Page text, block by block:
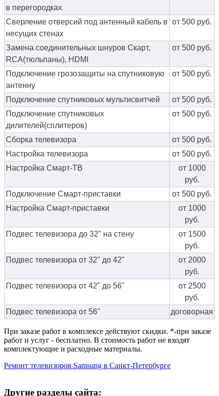
в перегородках
Сверление отверсий под антенный кабель в
несущих стенах
от 500 руб.
Замена соединительных шнуров Скарт,
RCA(тюльпаны), HDMI
от 500 руб.
Подключение грозозащиты на спутниковую
антенну
от 500 руб.
Подключение спутниковых мультисвитчей
от 500 руб.
Подключение спутниковых
дилителей(сплитеров)
от 500 руб.
Сборка телевизора
от 500 руб.
Настройка телевизора
от 500 руб.
Настройка Смарт-ТВ
от 1000
руб.
Подключение Смарт-приставки
от 500 руб.
Настройка Смарт-приставки
от 1000
руб.
Подвес телевизора до 32" на стену
от 1500
руб.
Подвес телевизора от 32" до 42"
от 2000
руб.
Подвес телевизора от 42" до 56"
от 2500
руб.
Подвес телевизора от 56"
договорная
При заказе работ в комплексе действуют скидки. *-при заказе
работ и услуг - бесплатно. В стоимость работ не входят
комплектующие и расходные материалы.
Ремонт телевизоров Samsung в Санкт-Петербурге
Другие разделы сайта: